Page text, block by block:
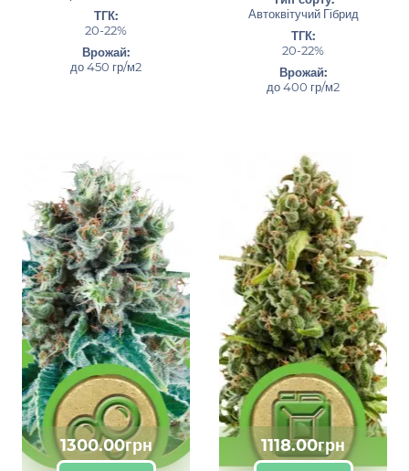
ТГК:
20-22%
Врожай:
до 450 гр/м2
Автоквітучий Гібрид
ТГК:
20-22%
Врожай:
до 400 гр/м2
1300.00грн 1118.00грн